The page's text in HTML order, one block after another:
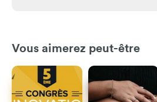
Vous aimerez peut-être